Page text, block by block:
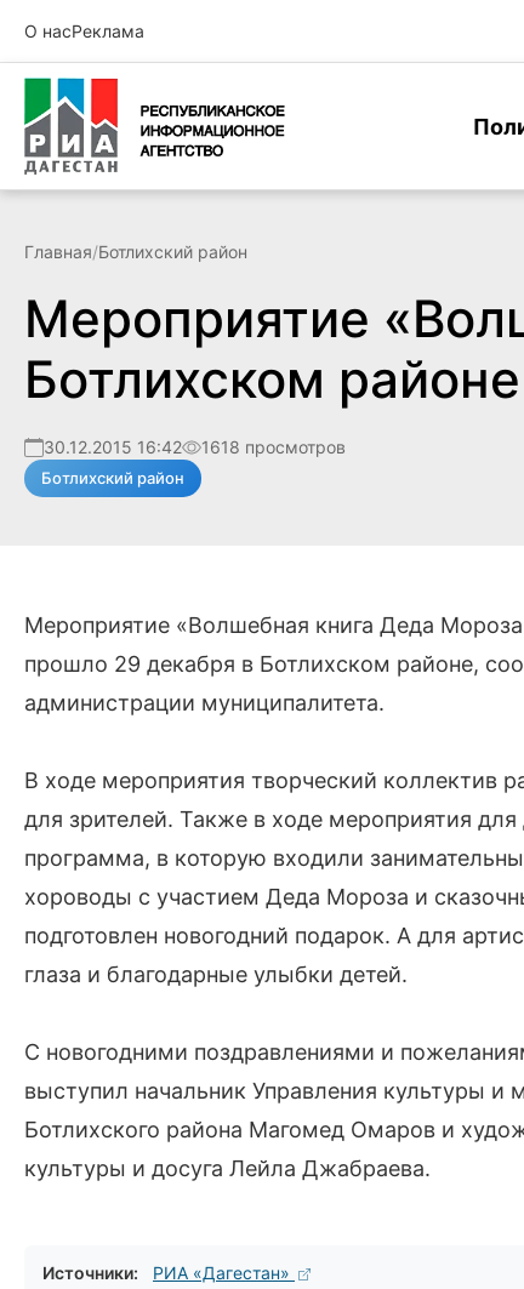
О насРеклама
Главная/Ботлихский район
Мероприятие
Ботлихском районе
30.12.2015 16:42 1618 просмотров
Ботлихский район
Мероприятие «Волшебная книга Деда
прошло 29 декабря в Ботлихском районе,
администрации муниципалитета.
В ходе мероприятия творческий коллектив
для зрителей. Также в ходе мероприятия
программа, в которую входили
хороводы с участием Деда Мороза и
подготовлен новогодний подарок. А для
глаза и благодарные улыбки детей.
С новогодними поздравлениями и
выступил начальник Управления культуры
Ботлихского района Магомед Омаров и
культуры и досуга Лейла Джабраева.
Источники: РИА «Дагестан»